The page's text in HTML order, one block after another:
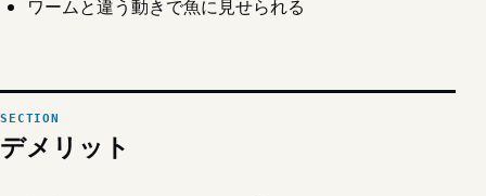
ワームと違う動きで魚に見せられる
デメリット